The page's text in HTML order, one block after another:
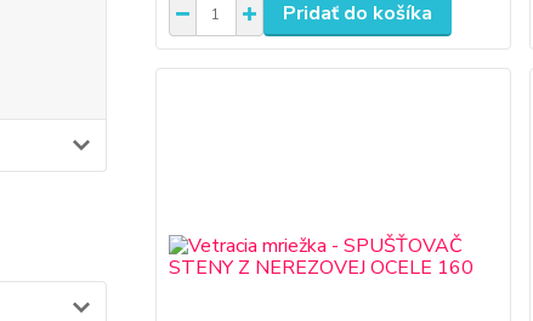
Pridať do košíka